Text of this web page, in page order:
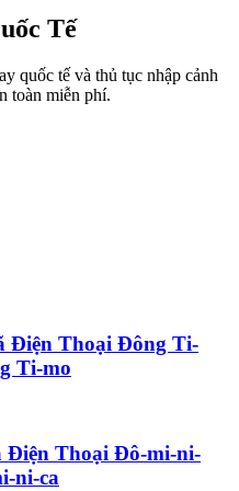
Tế
quốc tế và thủ tục nhập cảnh
toàn miễn phí.
Điện Thoại Đông Ti-
Ti-mo
Điện Thoại Đô-mi-ni-
ni-ca